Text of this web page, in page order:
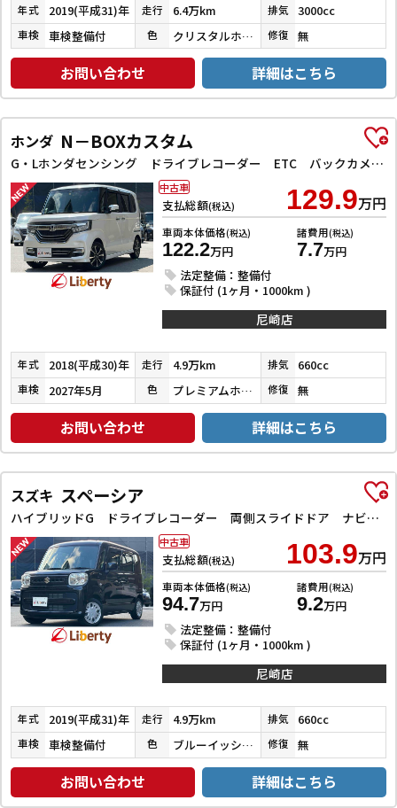
年式 2019(平成31)年 走行 6.4万km 排気 3000cc
車検 車検整備付 色 クリスタルホワイトパール３コートパール 修復 無
お問い合わせ 詳細はこちら
ホンダ N－BOXカスタム
G・Lホンダセンシング ドライブレコーダー ETC バックカメラ 両側スライド・片側電動 ナビ TV クリアランスソナー オートクルーズコントロール レーンアシスト 衝突被害軽減システム オートライト スマートキー
支払総額(税込) 129.9万円
車両本体価格(税込)
122.2万円
諸費用(税込)
7.7万円
法定整備：整備付
保証付 (1ヶ月・1000km )
中古車
尼崎店
年式 2018(平成30)年 走行 4.9万km 排気 660cc
車検 2027年5月 色 プレミアムホワイトパールⅡ 修復 無
お問い合わせ 詳細はこちら
スズキ スペーシア
ハイブリッドG ドライブレコーダー 両側スライドドア ナビ TV オートライト スマートキー アイドリングストップ 電動格納ミラー ベンチシート CVT ABS ESC CD エアコン パワーウィンドウ
支払総額(税込) 103.9万円
車両本体価格(税込)
94.7万円
諸費用(税込)
9.2万円
法定整備：整備付
保証付 (1ヶ月・1000km )
中古車
尼崎店
年式 2019(平成31)年 走行 4.9万km 排気 660cc
車検 車検整備付 色 ブルーイッシュブラックパール３ 修復 無
お問い合わせ 詳細はこちら